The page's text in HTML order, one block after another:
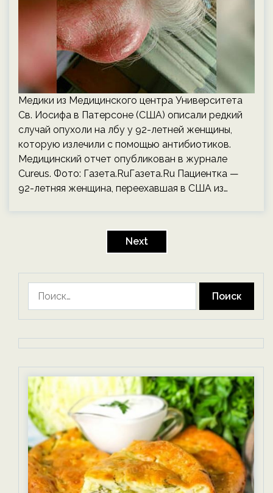
Медики из Медицинского центра Университета
Св. Иосифа в Патерсоне (США) описали редкий
случай опухоли на лбу у 92-летней женщины,
которую излечили с помощью антибиотиков.
Медицинский отчет опубликован в журнале
Cureus. Фото: Газета.RuГазета.Ru Пациентка —
92-летняя женщина, переехавшая в США из…
Next